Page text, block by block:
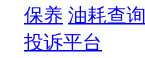
保养 油耗查询
投诉平台